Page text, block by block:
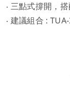
‧ 三點式撐開，
‧ 建議組合 :